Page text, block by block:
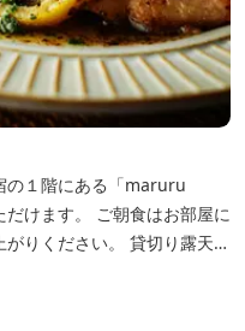
の１階にある「maruru
けます。 ご朝食はお部屋に
りください。 貸切り露天風
。